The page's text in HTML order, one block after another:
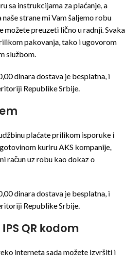
sa instrukcijama za plaćanje, a
strane mi Vam šaljemo robu
možete preuzeti lično u radnji. Svaka
pakovanja, tako i ugovorom
službom.
dinara dostava je besplatna, i
Republike Srbije.
plaćate prilikom isporuke i
kuriru AKS kompanije,
račun uz robu kao dokaz o
dinara dostava je besplatna, i
Republike Srbije.
QR kodom
interneta sada možete izvršiti i